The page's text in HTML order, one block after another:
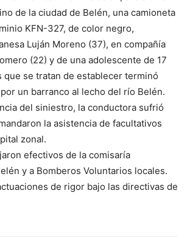
de la ciudad de Belén, una camioneta
KFN-327, de color negro,
Luján Moreno (37), en compañía
(22) y de una adolescente de 17
que se tratan de establecer terminó
un barranco al lecho del río Belén.
del siniestro, la conductora sufrió
la asistencia de facultativos
zonal.
efectivos de la comisaría
y a Bomberos Voluntarios locales.
de rigor bajo las directivas de